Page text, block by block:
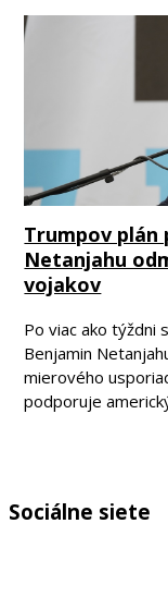
Trumpov plán
Netanjahu
vojakov
Po viac ako týždni
Benjamin
mierového
podporuje
Sociálne siete